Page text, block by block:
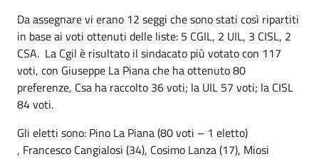
Da assegnare vi erano 12 seggi che sono stati così ripartiti
in base ai voti ottenuti delle liste: 5 CGIL, 2 UIL, 3 CISL, 2
CSA. La Cgil è risultato il sindacato più votato con 117
voti, con Giuseppe La Piana che ha ottenuto 80
preferenze, Csa ha raccolto 36 voti; la UIL 57 voti; la CISL
84 voti.
Gli eletti sono: Pino La Piana (80 voti – 1 eletto)
, Francesco Cangialosi (34), Cosimo Lanza (17), Miosi